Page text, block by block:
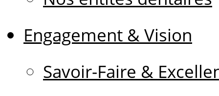
Engagement & Vision
Savoir-Faire &